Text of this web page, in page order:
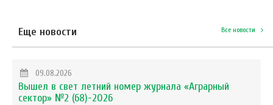
Еще новости Все новости
09.08.2026
Вышел в свет летний номер журнала «Аграрный
сектор» №2 (68)-2026